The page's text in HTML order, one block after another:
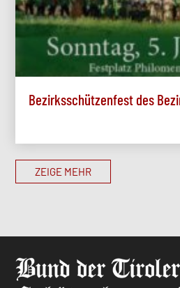
Bezirksschützenfest des
ZEIGE MEHR